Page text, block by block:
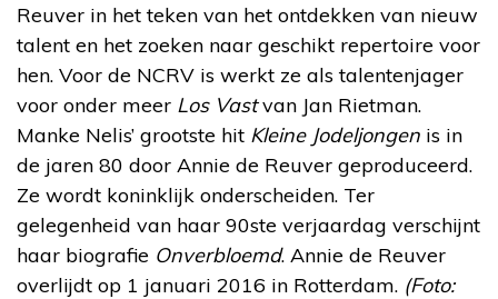
Reuver in het teken van het ontdekken van nieuw
talent en het zoeken naar geschikt repertoire voor
hen. Voor de NCRV is werkt ze als talentenjager
voor onder meer Los Vastvan Jan Rietman.
Manke Nelis’ grootste hit Kleine Jodeljongen is in
de jaren 80 door Annie de Reuver geproduceerd.
Ze wordt koninklijk onderscheiden. Ter
gelegenheid van haar 90ste verjaardag verschijnt
haar biografie Onverbloemd. Annie de Reuver
overlijdt op 1 januari 2016 in Rotterdam. (Foto: